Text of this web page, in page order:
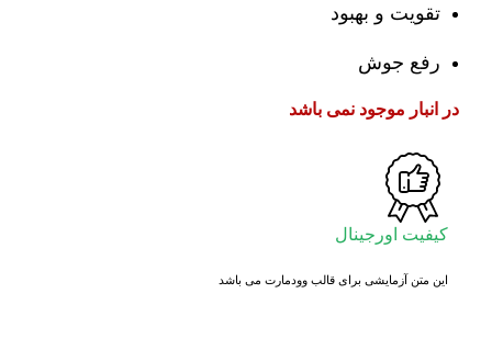
تقویت و بهبود
رفع جوش
در انبار موجود نمی باشد
کیفیت اورجینال
این متن آزمایشی برای قالب وودمارت می باشد